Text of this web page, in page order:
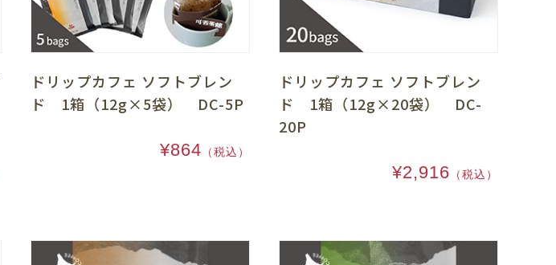
ドリップカフェ ソフトブレン
ド 1箱（12g×5袋） DC-5P
¥864 （税込）
ドリップカフェ ソフトブレン
ド 1箱（12g×20袋） DC-
20P
¥2,916 （税込）